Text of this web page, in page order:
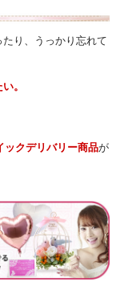
り、うっかり忘れて
。
ックデリバリー商品が